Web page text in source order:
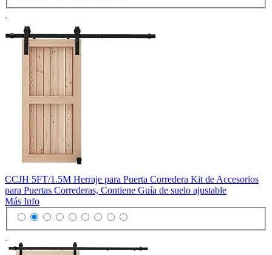
CCJH 5FT/1.5M Herraje para Puerta Corredera Kit de Accesorios
para Puertas Correderas, Contiene Guía de suelo ajustable
Más Info